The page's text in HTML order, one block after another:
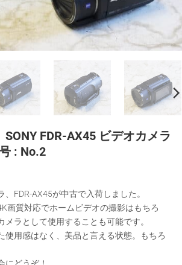
SONY FDR-AX45 ビデオカメラ
: No.2
FDR-AX45が中古で入荷しました。
画質対応でホームビデオの撮影はもちろ
メラとして使用することも可能です。
使用感はなく、美品と言える状態。もちろ